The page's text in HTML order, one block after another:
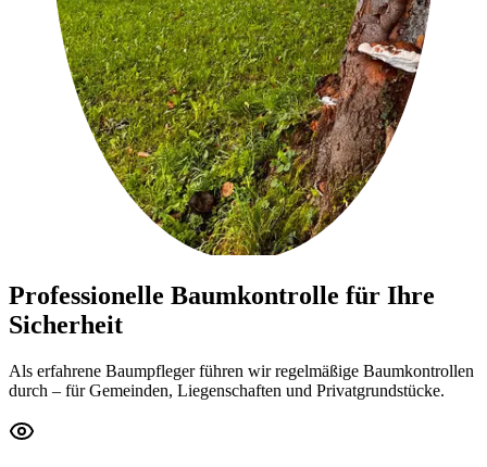
Professionelle Baumkontrolle für Ihre
Sicherheit
Als erfahrene Baumpfleger führen wir regelmäßige Baumkontrollen
durch – für Gemeinden, Liegenschaften und Privatgrundstücke.